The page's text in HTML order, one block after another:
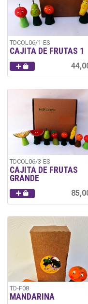
TDCOL06/1-ES
CAJITA DE FRUTAS 1
TDCOL06/3-ES
CAJITA DE FRUTAS
GRANDE
TD-F08
MANDARINA